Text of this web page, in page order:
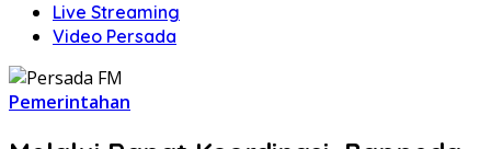
Live Streaming
Video Persada
Pemerintahan